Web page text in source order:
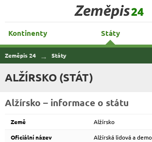
Zeměpis 24
Kontinenty Státy
Zeměpis 24 Státy
ALŽÍRSKO (STÁT)
Alžírsko – informace o státu
Země
Alžírsko
Oficiální název
Alžírská lidová a